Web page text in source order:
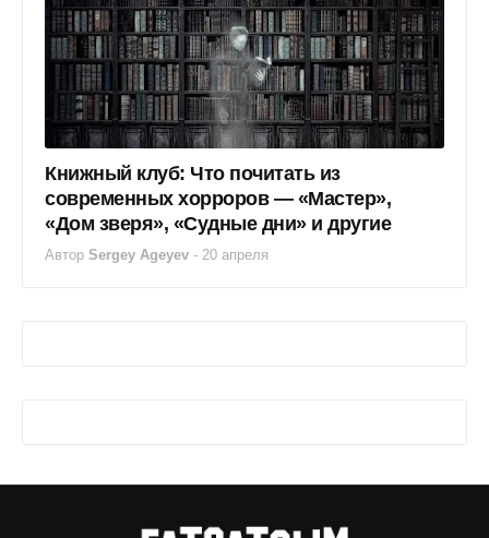
Книжный клуб: Что почитать из
современных хорроров — «Мастер»,
«Дом зверя», «Судные дни» и другие
Автор Sergey Ageyev - 20 апреля